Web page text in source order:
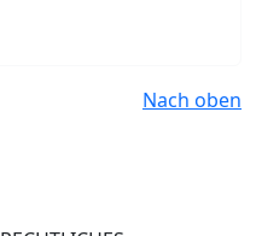
Nach oben